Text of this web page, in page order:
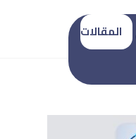
المقالات
Nour Noureldin